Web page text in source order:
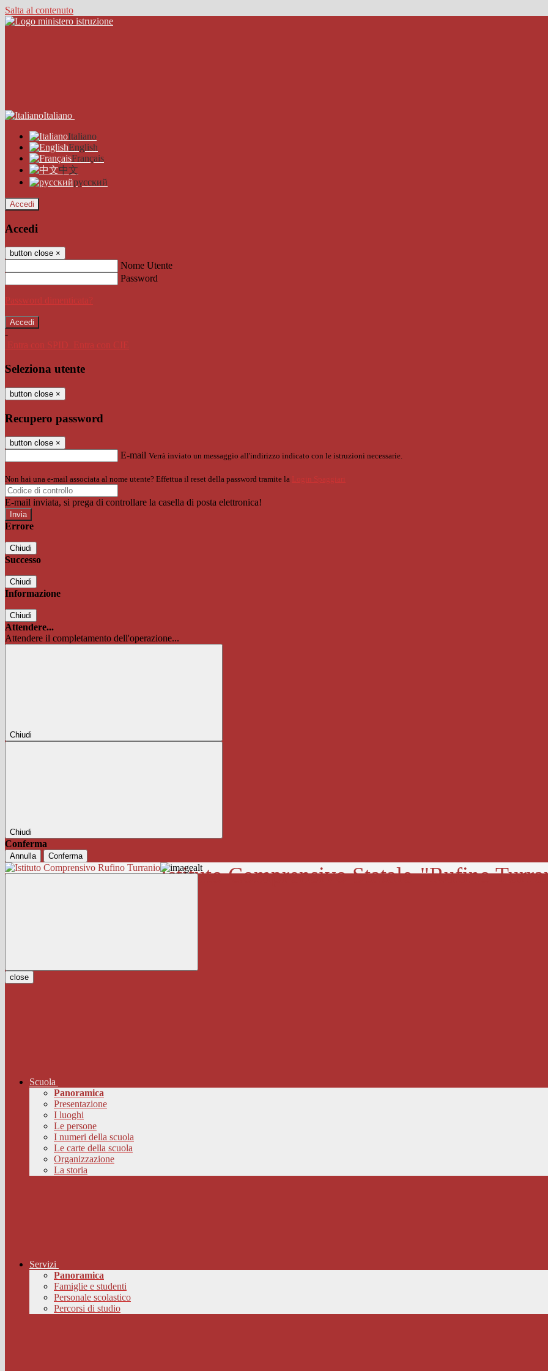
Salta al contenuto
Italiano
Italiano
English
Français
中文
русский
Accedi
Accedi
button close ×
Nome Utente
Password
Password dimenticata?
-
Entra con SPID
Entra con CIE
Seleziona utente
button close ×
Recupero password
button close ×
E-mail Verrà inviato un messaggio all'indirizzo indicato con le istruzioni necessarie.
Non hai una e-mail associata al nome utente? Effettua il reset della password tramite la Login Spaggiari
E-mail inviata, si prega di controllare la casella di posta elettronica!
Errore
Chiudi
Successo
Chiudi
Informazione
Chiudi
Attendere...
Attendere il completamento dell'operazione...
Chiudi
Chiudi
Conferma
Annulla Conferma
Istituto Comprensivo Statale"Rufino
close
Scuola
Panoramica
Presentazione
I luoghi
Le persone
I numeri della scuola
Le carte della scuola
Organizzazione
La storia
Servizi
Panoramica
Famiglie e studenti
Personale scolastico
Percorsi di studio